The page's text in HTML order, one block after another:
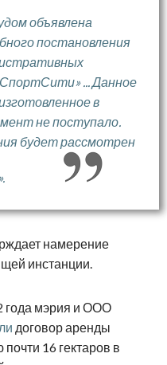
объявлена
постановления
... Данное
в
не поступало.
будет рассмотрен
намерение
инстанции.
года мэрия и ООО
договор аренды
16 гектаров в